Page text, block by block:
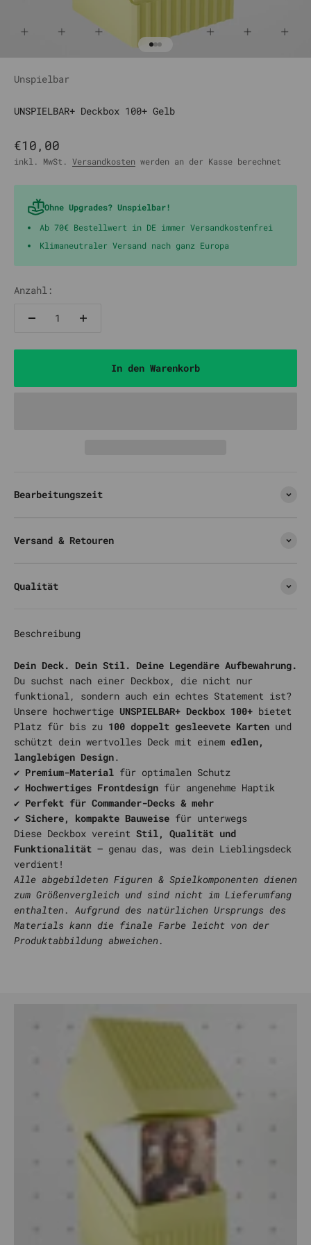
Gehe zu Element 1
Gehe zu Element 2
Gehe zu Element 3
Unspielbar
UNSPIELBAR+ Deckbox 100+ Gelb
Angebot
€10,00
inkl. MwSt. Versandkosten werden an der Kasse berechnet
Ohne Upgrades? Unspielbar!
Ab 70€ Bestellwert in DE immer Versandkostenfrei
Klimaneutraler Versand nach ganz Europa
Anzahl:
In den Warenkorb
Bearbeitungszeit
Versand & Retouren
Qualität
Beschreibung
Dein Deck. Dein Stil. Deine Legendäre Aufbewahrung.
Du suchst nach einer Deckbox, die nicht nur
funktional, sondern auch ein echtes Statement ist?
Unsere hochwertige UNSPIELBAR+ Deckbox 100+ bietet
Platz für bis zu 100 doppelt gesleevete Karten und
schützt dein wertvolles Deck mit einem edlen,
langlebigen Design.
✔ Premium-Material für optimalen Schutz
✔ Hochwertiges Frontdesign für angenehme Haptik
✔ Perfekt für Commander-Decks & mehr
✔ Sichere, kompakte Bauweise für unterwegs
Diese Deckbox vereint Stil, Qualität und
Funktionalität – genau das, was dein Lieblingsdeck
verdient!
Alle abgebildeten Figuren & Spielkomponenten dienen
zum Größenvergleich und sind nicht im Lieferumfang
enthalten. Aufgrund des natürlichen Ursprungs des
Materials kann die finale Farbe leicht von der
Produktabbildung abweichen.